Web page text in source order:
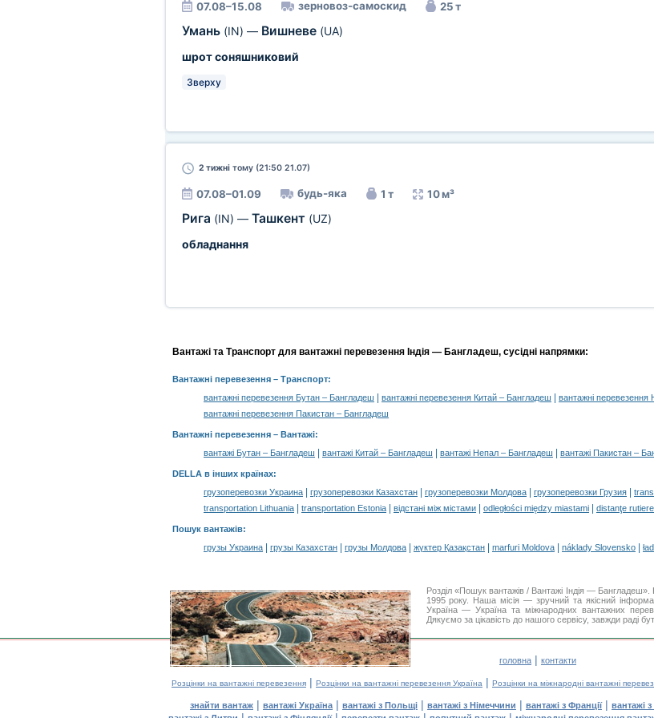
07.08–15.08 зерновоз-самоскид 25 т
Умань (IN) — Вишневе (UA)
шрот соняшниковий
Зверху
2 тижнітому (21:50 21.07)
07.08–01.09 будь-яка 1 т 10 м³
Рига (IN) — Ташкент (UZ)
обладнання
Вантажі та Транспорт для вантажні перевезення Індія — Бангладеш, сусідні напрямки:
Вантажні перевезення – Транспорт:
вантажні перевезення Бутан – Бангладеш
вантажні перевезення Китай – Бангладеш вантажні
вантажні перевезення Пакистан – Бангладеш
Вантажні перевезення – Вантажі:
вантажі Бутан – Бангладеш
вантажі Китай – Бангладеш вантажі Непал – Бангладеш вантажі Пакистан –
DELLA в інших країнах:
грузоперевозки Украина
грузоперевозки Казахстан грузоперевозки Молдова грузоперевозки Грузия
transportation Lithuania transportation Estonia відстані між містами odległości między miastami distanţe rutiere
Пошук вантажів:
грузы Украина
грузы Казахстан грузы Молдова жүктер Қазақстан marfuri Moldova náklady Slovensko
Розділ «Пошук вантажів / Вантажі Індія —
1995 року. Наша місія — зручний та якісний
Україна — Україна та міжнародних вантажних
Дякуємо за цікавість до нашого сервісу, завжди раді
головна | контакти
Розцінки на вантажні перевезення | Розцінки на вантажні перевезення Україна | Розцінки на міжнародні вантажні
знайти вантаж | вантажі Україна | вантажі з Польщі | вантажі з Німеччини | вантажі з Франції| вантажі